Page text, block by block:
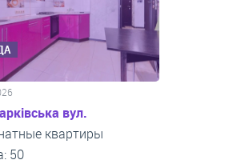
вул.
квартиры
50